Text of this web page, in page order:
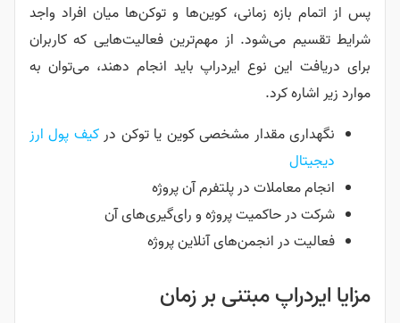
پس از اتمام بازه زمانی، کوین‌ها و توکن‌ها میان افراد واجد
شرایط تقسیم می‌شود. از مهم‌ترین فعالیت‌هایی که کاربران
برای دریافت این نوع ایردراپ باید انجام دهند، می‌توان به
موارد زیر اشاره کرد.
نگهداری مقدار مشخصی کوین یا توکن درکیف پول ارز
دیجیتال
انجام معاملات در پلتفرم آن پروژه
شرکت در حاکمیت پروژه و رای‌گیری‌های آن
فعالیت در انجمن‌های آنلاین پروژه
مزایا ایردراپ مبتنی بر زمان